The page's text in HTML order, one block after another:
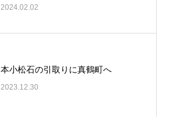
2024.02.02
本小松石の引取りに真鶴町へ
2023.12.30